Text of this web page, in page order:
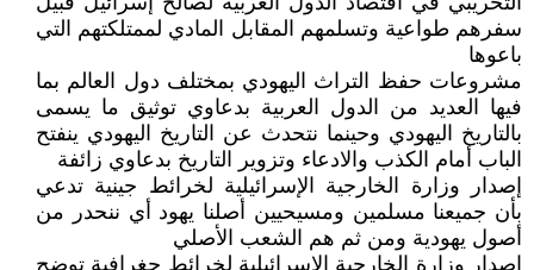
سفرهم طواعية وتسلمهم المقابل المادي لممتلكتهم التي
باعوها
مشروعات حفظ التراث اليهودي بمختلف دول العالم بما
فيها العديد من الدول العربية بدعاوي توثيق ما يسمى
بالتاريخ اليهودي وحينما نتحدث عن التاريخ اليهودي ينفتح
الباب أمام الكذب والادعاء وتزوير التاريخ بدعاوي زائفة
إصدار وزارة الخارجية الإسرائيلية لخرائط جينية تدعي
بأن جميعنا مسلمين ومسيحيين أصلنا يهود أي ننحدر من
أصول يهودية ومن ثم هم الشعب الأصلي
إصدار وزارة الخارجية الإسرائيلية لخرائط جغرافية توضح